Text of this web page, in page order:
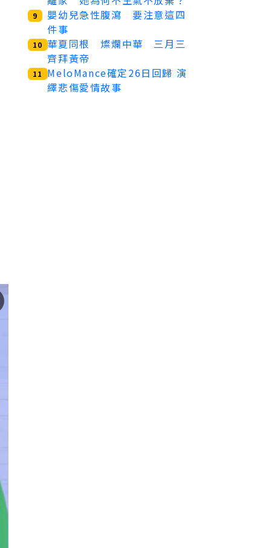
9
嬰幼兒急性腹瀉 要注意這四
件事
10 華夏同根 燦爛中華 三月三
齊拜黃帝
11
MeloMance確定26日回歸 演
繹悲傷愛情故事